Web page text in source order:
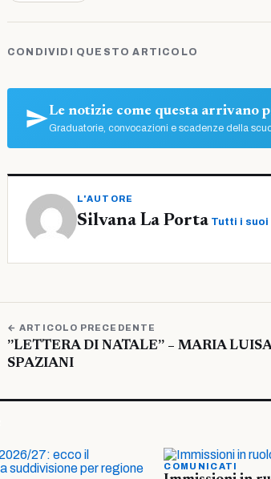
CONDIVIDI QUESTO ARTICOLO
Le notizie come questa arrivano
Graduatorie, convocazioni e scadenze della
L'AUTORE
Silvana La Porta Tutti i suoi
← ARTICOLO PRECEDENTE
”LETTERA DI NATALE” – MARIA LUISA
SPAZIANI
COMUNICATI